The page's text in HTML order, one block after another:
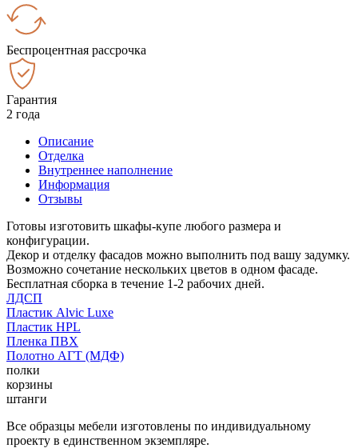
Беспроцентная рассрочка
Гарантия
2 года
Описание
Отделка
Внутреннее наполнение
Информация
Отзывы
Готовы изготовить шкафы-купе любого размера и
конфигурации.
Декор и отделку фасадов можно выполнить под вашу задумку.
Возможно сочетание нескольких цветов в одном фасаде.
Бесплатная сборка в течение 1-2 рабочих дней.
ЛДСП
Пластик Alvic Luxe
Пластик HPL
Пленка ПВХ
Полотно АГТ (МДФ)
полки
корзины
штанги
Все образцы мебели изготовлены по индивидуальному
проекту в единственном экземпляре.